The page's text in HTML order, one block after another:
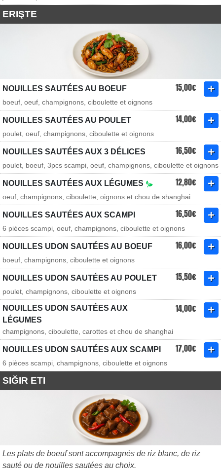
ERIŞTE
NOUILLES SAUTÉES AU BOEUF 15,00€
boeuf, oeuf, champignons, ciboulette et oignons
NOUILLES SAUTÉES AU POULET 14,00€
poulet, oeuf, champignons, ciboulette et oignons
NOUILLES SAUTÉES AUX 3 DÉLICES 16,50€
poulet, boeuf, 3pcs scampi, oeuf, champignons, ciboulette et oignons
NOUILLES SAUTÉES AUX LÉGUMES 12,80€
oeuf, champignons, ciboulette, oignons et chou de shanghai
NOUILLES SAUTÉES AUX SCAMPI 16,50€
6 pièces scampi, oeuf, champignons, ciboulette et oignons
NOUILLES UDON SAUTÉES AU BOEUF 16,00€
boeuf, champignons, ciboulette et oignons
NOUILLES UDON SAUTÉES AU POULET 15,50€
poulet, champignons, ciboulette et oignons
NOUILLES UDON SAUTÉES AUX
LÉGUMES
14,00€
champignons, ciboulette, carottes et chou de shanghai
NOUILLES UDON SAUTÉES AUX SCAMPI 17,00€
6 pièces scampi, champignons, ciboulette et oignons
SIĞIR ETI
Les plats de boeuf sont accompagnés de riz blanc, de riz
sauté ou de nouilles sautées au choix.